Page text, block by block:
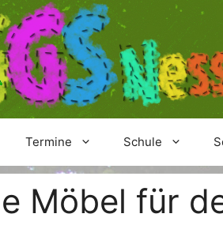
Termine Schule
Möbel für